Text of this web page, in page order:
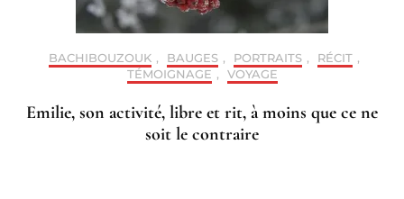
BACHIBOUZOUK , BAUGES , PORTRAITS , RÉCIT ,
TÉMOIGNAGE , VOYAGE
Emilie, son activité, libre et rit, à moins que ce ne
soit le contraire